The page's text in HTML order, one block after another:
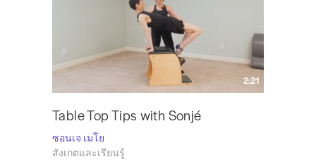
2:21
Table Top Tips with Sonjé
ซอนเจ เมโย
สังเกตและเรียนรู้